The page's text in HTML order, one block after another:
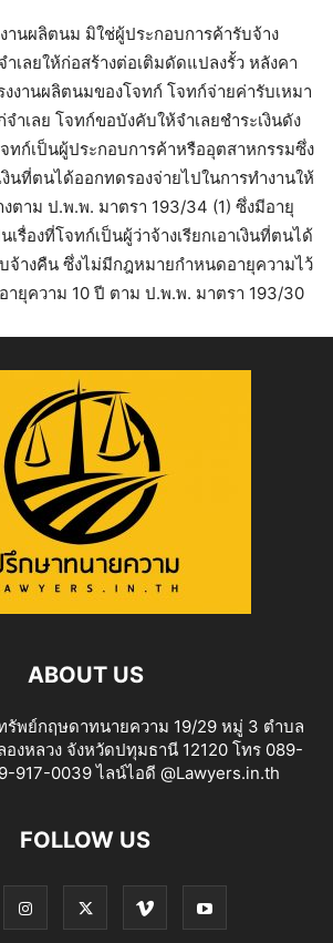
านผลิตนม มิใช่ผู้ประกอบการค้ารับจ้าง
ำเลยให้ก่อสร้างต่อเติมดัดแปลงรั้ว หลังคา
งงานผลิตนมของโจทก์ โจทก์จ่ายค่ารับเหมา
ำเลย โจทก์ขอบังคับให้จำเลยชำระเงินดัง
ทก์เป็นผู้ประกอบการค้าหรืออุตสาหกรรมซึ่ง
งินที่ตนได้ออกทดรองจ่ายไปในการทำงานให้
งตาม ป.พ.พ. มาตรา 193/34 (1) ซึ่งมีอายุ
รื่องที่โจทก์เป็นผู้ว่าจ้างเรียกเอาเงินที่ตนได้
จ้างคืน ซึ่งไม่มีกฎหมายกำหนดอายุความไว้
ายุความ 10 ปี ตาม ป.พ.พ. มาตรา 193/30
ABOUT US
รัพย์กฤษดาทนายความ 19/29 หมู่ 3 ตำบล
องหลวง จังหวัดปทุมธานี 12120 โทร 089-
917-0039 ไลน์ไอดี @Lawyers.in.th
FOLLOW US